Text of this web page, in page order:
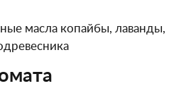
масла копайбы, лаванды,